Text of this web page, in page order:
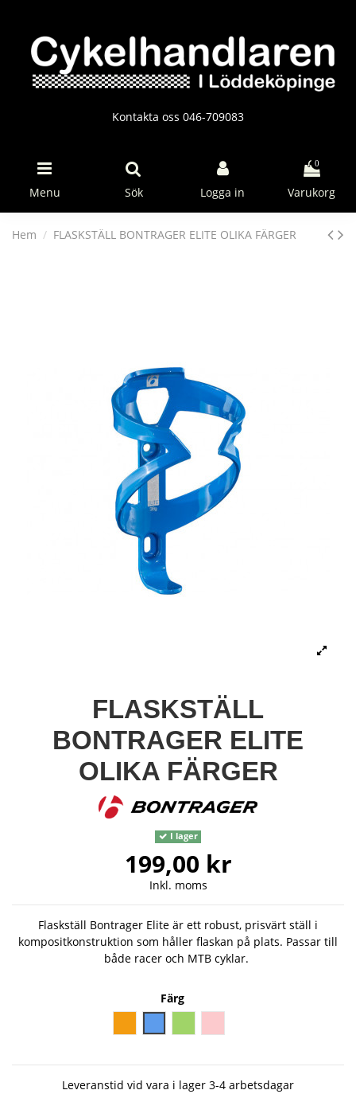
Kontakta oss 046-709083
Menu Sök Logga in
0
Varukorg
Hem FLASKSTÄLL BONTRAGER ELITE OLIKA FÄRGER
FLASKSTÄLL
BONTRAGER ELITE
OLIKA FÄRGER
I lager
199,00 kr
Inkl. moms
Flaskställ Bontrager Elite är ett robust, prisvärt ställ i
kompositkonstruktion som håller flaskan på plats. Passar till
både racer och MTB cyklar.
Färg
Leveranstid vid vara i lager 3-4 arbetsdagar